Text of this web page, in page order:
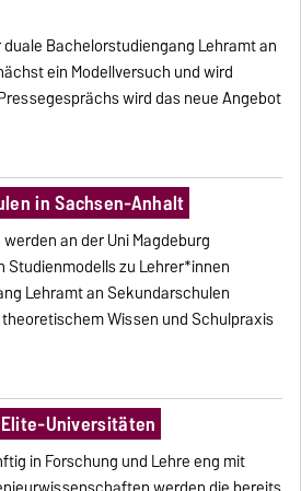
Bachelorstudiengang Lehramt an
ein Modellversuch und wird
wird das neue Angebot
in Sachsen-Anhalt
an der Uni Magdeburg
zu Lehrer*innen
Lehramt an Sekundarschulen
Wissen und Schulpraxis
Universitäten
in Forschung und Lehre eng mit